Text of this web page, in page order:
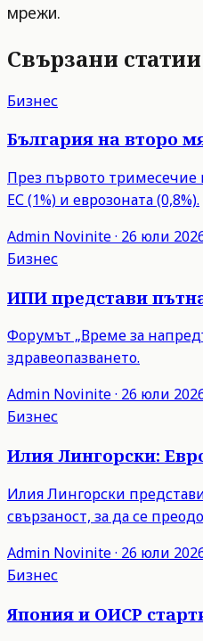
мрежи.
Свързани статии
Бизнес
България на второ
През първото тримесечие
ЕС (1%) и еврозоната (0,8%).
Admin Novinite· 26 юли
Бизнес
ИПИ представи
Форумът „Време за
здравеопазването.
Admin Novinite· 26 юли
Бизнес
Илия Лингорски:
Илия Лингорски
свързаност, за да се
Admin Novinite· 26 юли
Бизнес
Япония и ОИСР